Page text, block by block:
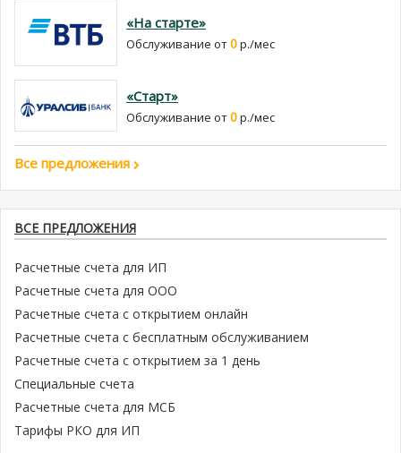
«На старте»
Обслуживание от0р./мес
«Старт»
Обслуживание от0р./мес
Все предложения
ВСЕ ПРЕДЛОЖЕНИЯ
Расчетные счета для ИП
Расчетные счета для ООО
Расчетные счета с открытием онлайн
Расчетные счета с бесплатным обслуживанием
Расчетные счета с открытием за 1 день
Специальные счета
Расчетные счета для МСБ
Тарифы РКО для ИП